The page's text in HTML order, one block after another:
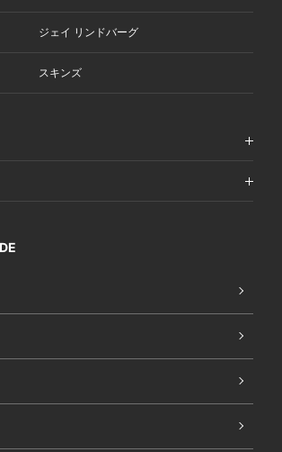
ジェイ リンドバーグ
スキンズ